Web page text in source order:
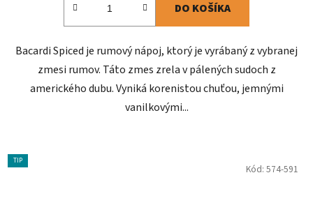
DO KOŠÍKA
Bacardi Spiced je rumový nápoj, ktorý je vyrábaný z vybranej
zmesi rumov. Táto zmes zrela v pálených sudoch z
amerického dubu. Vyniká korenistou chuťou, jemnými
vanilkovými...
TIP
Kód: 574-591